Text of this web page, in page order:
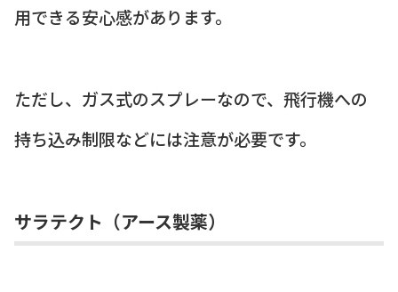
用できる安心感があります。
ただし、ガス式のスプレーなので、飛行機への
持ち込み制限などには注意が必要です。
サラテクト（アース製薬）